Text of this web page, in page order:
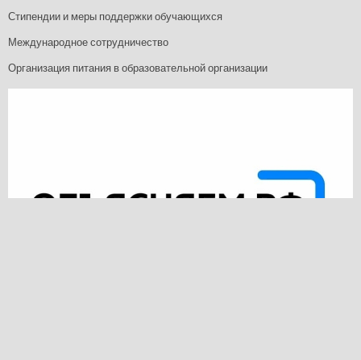
Стипендии и меры поддержки обучающихся
Международное сотрудничество
Организация питания в образовательной организации